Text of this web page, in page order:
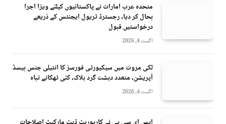
متحدہ عرب امارات نے پاکستانیوں کیلئے ویزا اجرا
بحال کر دیا، رجسٹرڈ ٹریول ایجنٹس کے ذریعے
درخواستیں قبول
اگست 4, 2026
لکی مروت میں سیکیورٹی فورسز کا انٹیلی جنس بیسڈ
آپریشن، متعدد دہشت گرد ہلاک، کئی ٹھکانے تباہ
اگست 4, 2026